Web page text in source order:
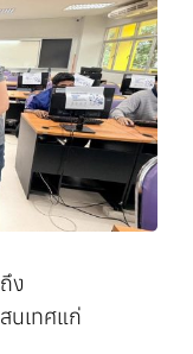
ง
นเทศแก่